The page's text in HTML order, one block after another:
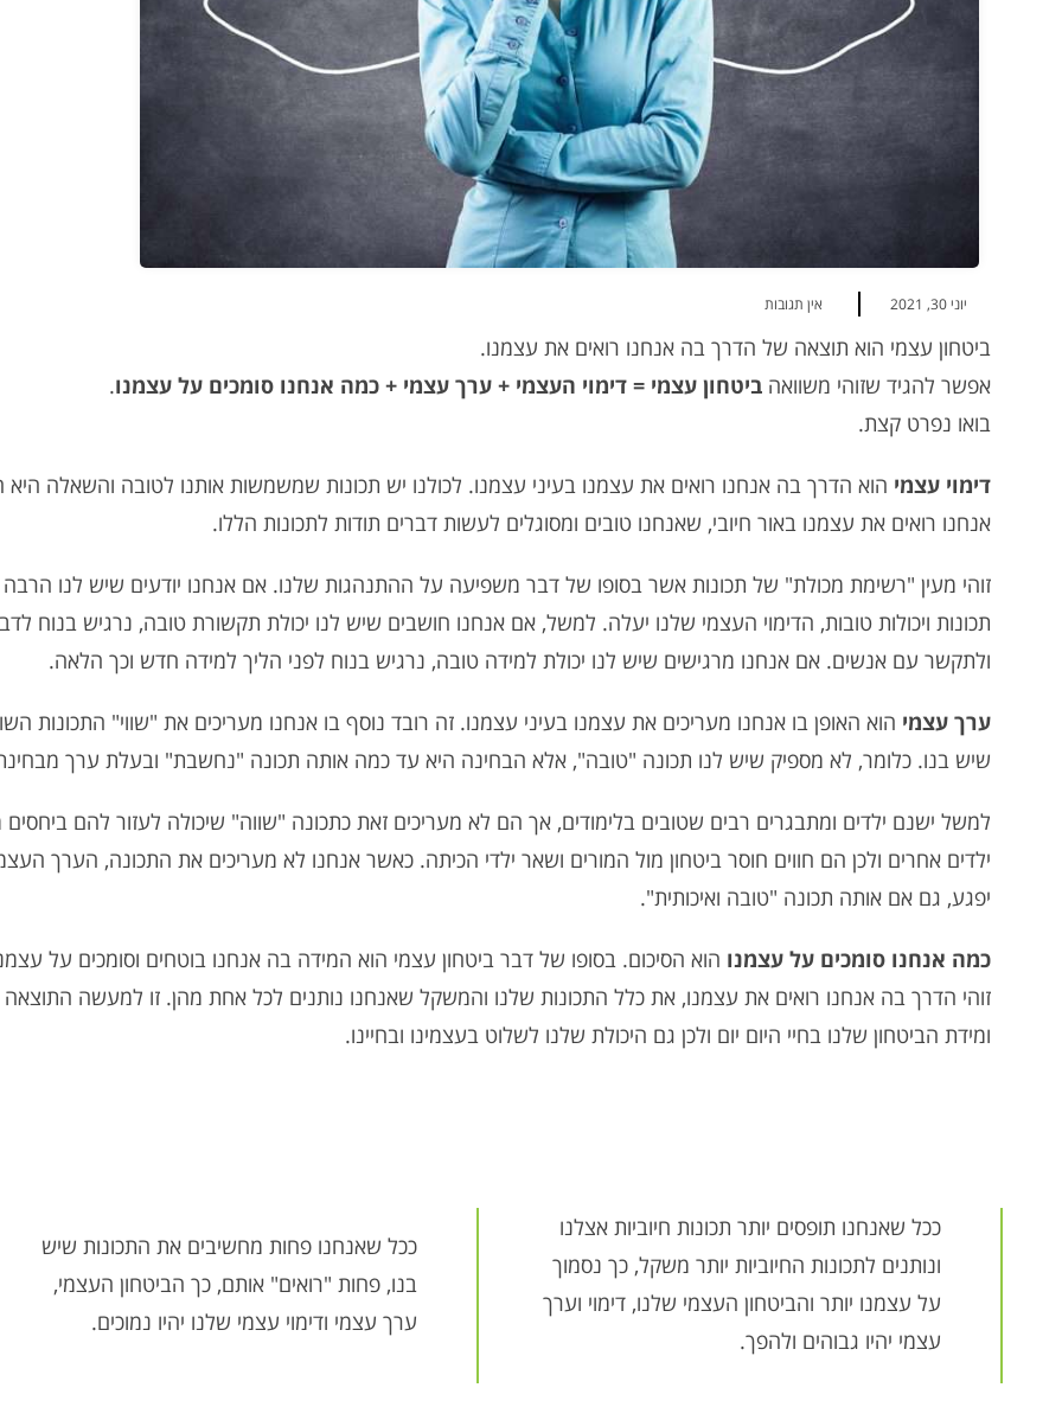
יוני 30, 2021 אין תגובות
ביטחון עצמי הוא תוצאה של הדרך בה אנחנו רואים את עצמנו.
אפשר להגיד שזוהי משוואה ביטחון עצמי = דימוי העצמי + ערך עצמי + כמה אנחנו סומכים על עצמנו.
בואו נפרט קצת.
דימוי עצמי הוא הדרך בה אנחנו רואים את עצמנו בעיני עצמנו. לכולנו יש תכונות שמשמשות אותנו לטובה והשאלה
אנחנו רואים את עצמנו באור חיובי, שאנחנו טובים ומסוגלים לעשות דברים תודות לתכונות הללו.
זוהי מעין "רשימת מכולת" של תכונות אשר בסופו של דבר משפיעה על ההתנהגות שלנו. אם אנחנו יודעים שיש לנו הרבה
תכונות ויכולות טובות, הדימוי העצמי שלנו יעלה. למשל, אם אנחנו חושבים שיש לנו יכולת תקשורת טובה, נרגיש בנוח
ולתקשר עם אנשים. אם אנחנו מרגישים שיש לנו יכולת למידה טובה, נרגיש בנוח לפני הליך למידה חדש וכך הלאה.
ערך עצמי הוא האופן בו אנחנו מעריכים את עצמנו בעיני עצמנו. זה רובד נוסף בו אנחנו מעריכים את "שווי" התכונות
שיש בנו. כלומר, לא מספיק שיש לנו תכונה "טובה", אלא הבחינה היא עד כמה אותה תכונה "נחשבת" ובעלת ערך
למשל ישנם ילדים ומתבגרים רבים שטובים בלימודים, אך הם לא מעריכים זאת כתכונה "שווה" שיכולה לעזור להם ביחסים
ילדים אחרים ולכן הם חווים חוסר ביטחון מול המורים ושאר ילדי הכיתה. כאשר אנחנו לא מעריכים את התכונה, הערך
יפגע, גם אם אותה תכונה "טובה ואיכותית".
כמה אנחנו סומכים על עצמנו הוא הסיכום. בסופו של דבר ביטחון עצמי הוא המידה בה אנחנו בוטחים וסומכים על
זוהי הדרך בה אנחנו רואים את עצמנו, את כלל התכונות שלנו והמשקל שאנחנו נותנים לכל אחת מהן. זו למעשה התוצאה
ומידת הביטחון שלנו בחיי היום יום ולכן גם היכולת שלנו לשלוט בעצמינו ובחיינו.
ככל שאנחנו תופסים יותר תכונות חיוביות אצלנו
ונותנים לתכונות החיוביות יותר משקל, כך נסמוך
על עצמנו יותר והביטחון העצמי שלנו, דימוי וערך
עצמי יהיו גבוהים ולהפך.
ככל שאנחנו פחות מחשיבים את התכונות שיש
בנו, פחות "רואים" אותם, כך הביטחון העצמי,
ערך עצמי ודימוי עצמי שלנו יהיו נמוכים.